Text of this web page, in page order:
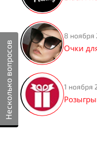
Несколько вопросов
8 ноября
Очки
1 ноября